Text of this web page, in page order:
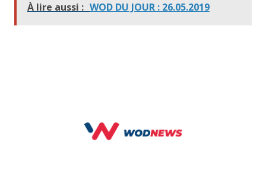
À lire aussi : WOD DU JOUR : 26.05.2019